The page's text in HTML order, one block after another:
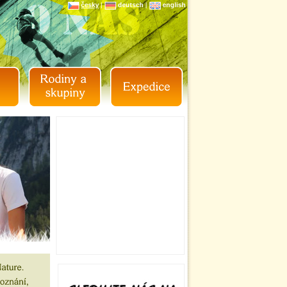
česky| deutsch| english